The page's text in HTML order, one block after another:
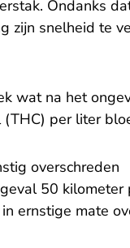
Ondanks
zijn snelheid te
wat na het
per liter
overschreden
50
ernstige mate